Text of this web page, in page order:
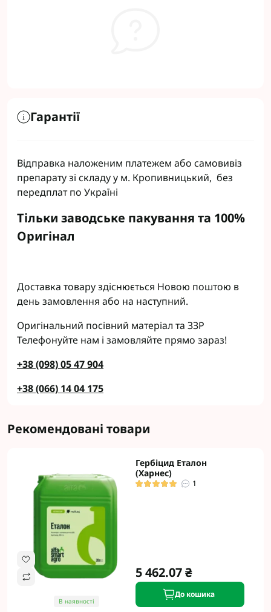
Гарантії
Відправка наложеним платежем або самовивіз
препарату зі складу у м. Кропивницький, без
передплат по Україні
Тільки заводське пакування та 100%
Оригінал
Доставка товару здіснюється Новою поштою в
день замовлення або на наступний.
Оригінальний посівний матеріал та ЗЗР
Телефонуйте нам і замовляйте прямо зараз!
+38 (098) 05 47 904
+38 (066) 14 04 175
Рекомендовані товари
В наявності
Гербіцид Еталон
(Харнес)
1
5 462.07 ₴
До кошика